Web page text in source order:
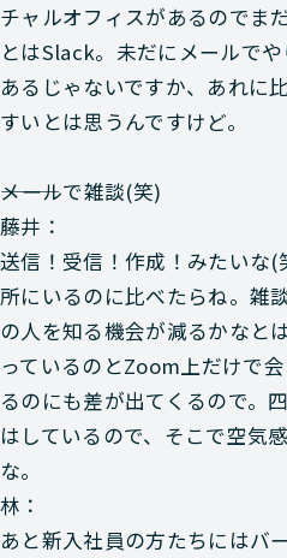
チャルオフィスがあるのでま
とはSlack。未だにメールで
あるじゃないですか、あれに
すいとは思うんですけど。
―――メールで雑談(笑)
藤井：
送信！受信！作成！みたいな
所にいるのに比べたらね。雑
の人を知る機会が減るかなと
っているのとZoom上だけで
るのにも差が出てくるので。
はしているので、そこで空気
な。
林：
あと新入社員の方たちにはバ